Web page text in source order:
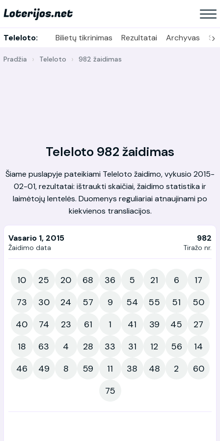
Teleloto: Bilietų tikrinimas Rezultatai Archyvas ›
Pradžia Teleloto 982 žaidimas
Teleloto 982 žaidimas
Šiame puslapyje pateikiami Teleloto žaidimo, vykusio 2015-
02-01, rezultatai: ištraukti skaičiai, žaidimo statistika ir
laimėtojų lentelės. Duomenys reguliariai atnaujinami po
kiekvienos transliacijos.
Vasario 1, 2015
Žaidimo data
982
Tiražo nr.
10 25 20 68 36 5 21 6
17
73
30 24 57 9 54 55 51
50
40
74 23 61 1 41 39 45
27
18
63 4 28 33 31 12 56
14
46
49 8 59 11 38 48 2
60
75